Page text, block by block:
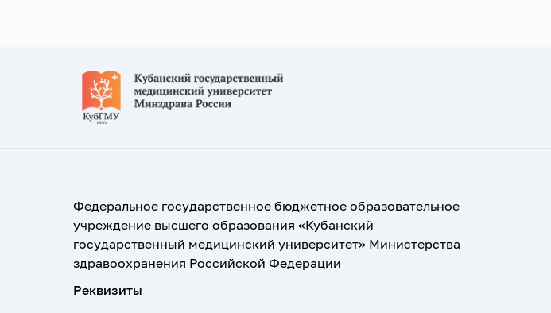
Федеральное государственное бюджетное образовательное
учреждение высшего образования «Кубанский
государственный медицинский университет» Министерства
здравоохранения Российской Федерации
Реквизиты